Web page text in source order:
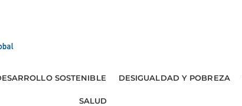
SOSTENIBLE DESIGUALDAD Y POBREZA
SALUD